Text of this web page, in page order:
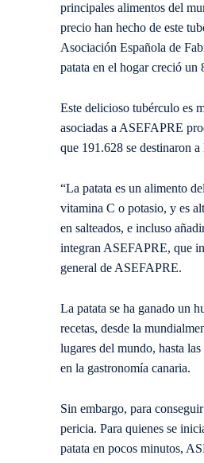
principales alimentos del
precio han hecho de este
Asociación Española de
patata en el hogar creció un
Este delicioso tubérculo es
asociadas a ASEFAPRE
que 191.628 se destinaron
“La patata es un alimento
vitamina C o potasio, y es
en salteados, e incluso
integran ASEFAPRE, que
general de ASEFAPRE.
La patata se ha ganado un
recetas, desde la
lugares del mundo, hasta las
en la gastronomía canaria.
Sin embargo, para
pericia. Para quienes se
patata en pocos minutos,